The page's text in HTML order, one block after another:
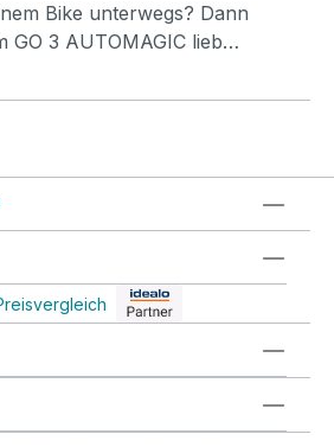
Bike unterwegs? Dann
GO 3 AUTOMAGIC lieb…